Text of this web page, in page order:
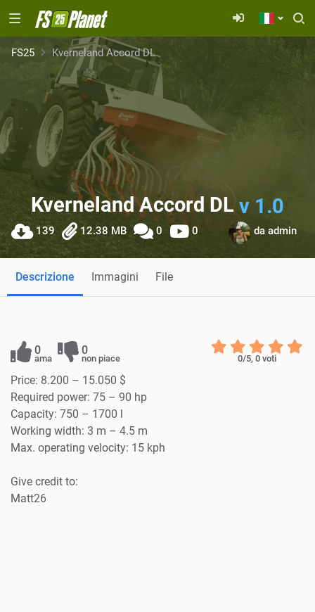
FS25 Kverneland Accord DL
Kverneland Accord DL v 1.0
139 12.38 MB 0 0 da admin
Descrizione Immagini File
0
ama
0
non piace 0/5, 0 voti
Price: 8.200 – 15.050 $
Required power: 75 – 90 hp
Capacity: 750 – 1700 l
Working width: 3 m – 4.5 m
Max. operating velocity: 15 kph
Give credit to:
Matt26